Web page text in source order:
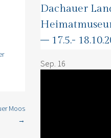
Moos
→
Dachauer
– 17.5.-
Sep. 16